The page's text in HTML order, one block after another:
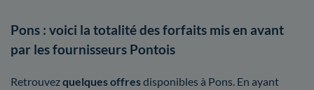
Pons : voici la totalité des forfaits mis en avant
par les fournisseurs Pontois
Retrouvezquelques offresdisponibles à Pons. En ayant